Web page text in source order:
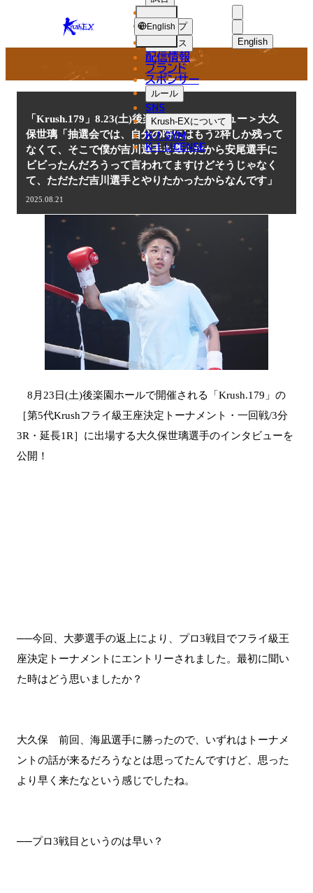
KRUSH-
EX
English
中文（简体
中文（繁體
ショップ
ニュース
配信情報
ブランド
スポンサー
ルール
SNS
Krush-EXについて
K-1 GYM
K-1 LICENSE
English
NEWS
ニュース
「Krush.179」8.23(土)後楽園 ＜インタビュー＞大久
保世璃「抽選会では、自分の時にはもう2枠しか残って
なくて、そこで僕が吉川選手を選んだから安尾選手に
ビビったんだろうって言われてますけどそうじゃなく
て、ただただ吉川選手とやりたかったからなんです」
2025.08.21
8月23日(土)後楽園ホールで開催される「Krush.179」の
［第5代Krushフライ級王座決定トーナメント・一回戦/3分
3R・延長1R］に出場する大久保世璃選手のインタビューを
公開！
──今回、大夢選手の返上により、プロ3戦目でフライ級王
座決定トーナメントにエントリーされました。最初に聞い
た時はどう思いましたか？
大久保 前回、海凪選手に勝ったので、いずれはトーナメ
ントの話が来るだろうなとは思ってたんですけど、思った
より早く来たなという感じでしたね。
──プロ3戦目というのは早い？